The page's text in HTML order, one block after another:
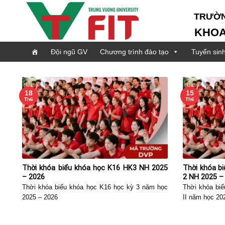
TRƯỜNG
KHOA
Đội ngũ GV Chương trình đào tạo Tuyển
Thời khóa biểu khóa học K16 HK3 NH 2025
– 2026
Thời khóa biểu khóa học K16 học kỳ 3 năm học
2025 – 2026
18
Th6
Thời khóa
2 NH 2025
Thời khóa
II năm học
15
Th6